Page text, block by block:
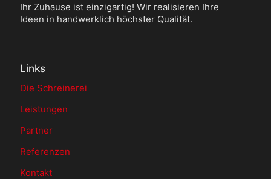
Ihr Zuhause ist einzigartig! Wir realisieren Ihre
Ideen in handwerklich höchster Qualität.
Links
Die Schreinerei
Leistungen
Partner
Referenzen
Kontakt